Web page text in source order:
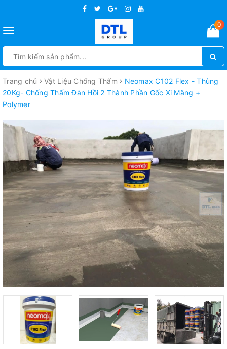
Toggle
0
Trang chủ Vật Liệu Chống Thấm
Neomax C102 Flex - Thùng
20Kg- Chống Thấm Đàn Hồi 2 Thành Phần Gốc Xi Măng +
Polymer